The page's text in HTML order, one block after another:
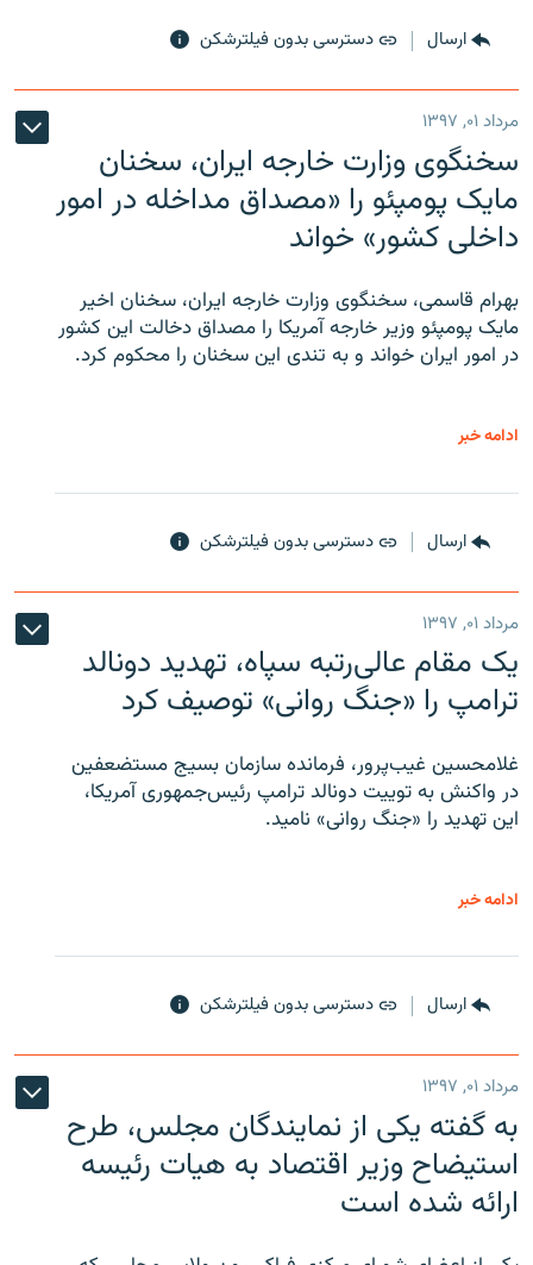
ارسال دسترسی بدون فیلترشکن
مرداد ۰۱, ۱۳۹۷
سخنگوی وزارت خارجه ایران، سخنان
مایک پومپئو را «مصداق مداخله در امور
داخلی کشور» خواند
بهرام قاسمی، سخنگوی وزارت خارجه ایران، سخنان اخیر
مایک پومپئو وزیر خارجه آمریکا را مصداق دخالت این کشور
در امور ایران خواند و به تندی این سخنان را محکوم کرد.
ادامه خبر
ارسال دسترسی بدون فیلترشکن
مرداد ۰۱, ۱۳۹۷
یک مقام عالی‌رتبه سپاه، تهدید دونالد
ترامپ را «جنگ روانی» توصیف کرد
غلامحسین غیب‌پرور، فرمانده سازمان بسیج مستضعفین
در واکنش به توییت دونالد ترامپ رئیس‌جمهوری آمریکا،
این تهدید را «جنگ روانی» نامید.
ادامه خبر
ارسال دسترسی بدون فیلترشکن
مرداد ۰۱, ۱۳۹۷
به گفته یکی از نمایندگان مجلس، طرح
استیضاح وزیر اقتصاد به هیات رئیسه
ارائه شده است